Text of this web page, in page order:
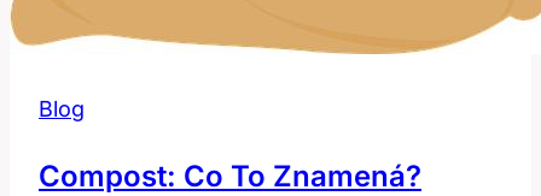
Blog
Compost: Co To Znamená?